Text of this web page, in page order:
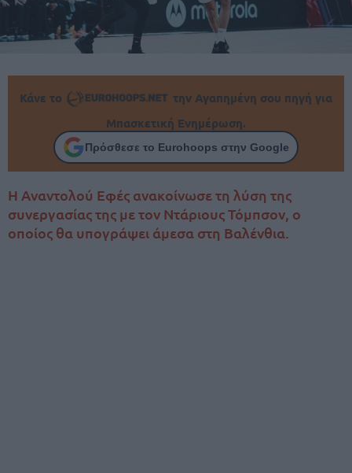
Κάνε το
την Αγαπημένη σου πηγή για
Μπασκετική Ενημέρωση.
Πρόσθεσε το Eurohoops στην Google
Η Αναντολού Εφές ανακοίνωσε τη λύση της
συνεργασίας της με τον Ντάριους Τόμπσον, ο
οποίος θα υπογράψει άμεσα στη Βαλένθια.